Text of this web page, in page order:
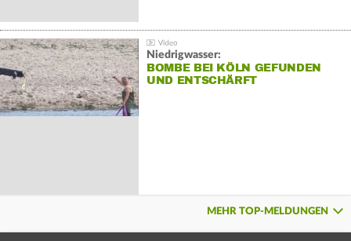
Niedrigwasser:
BOMBE BEI KÖLN GEFUNDEN
UND ENTSCHÄRFT
MEHR TOP-MELDUNGEN